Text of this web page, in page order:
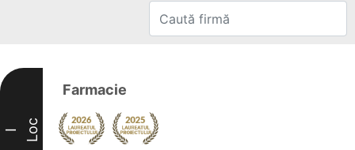
I Loc
Farmacie